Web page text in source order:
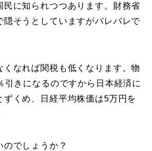
民に知られつつあります。財務省
隠そうとしていますがバレバレで
くなれば関税も低くなります。物
引きになるのですから日本経済に
ずくめ、日経平均株価は5万円を
でしょうか？